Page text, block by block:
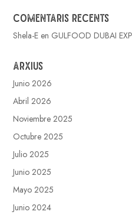
Comentaris recents
Shela-E en GULFOOD DUBAI
Arxius
Junio 2026
Abril 2026
Noviembre 2025
Octubre 2025
Julio 2025
Junio 2025
Mayo 2025
Junio 2024